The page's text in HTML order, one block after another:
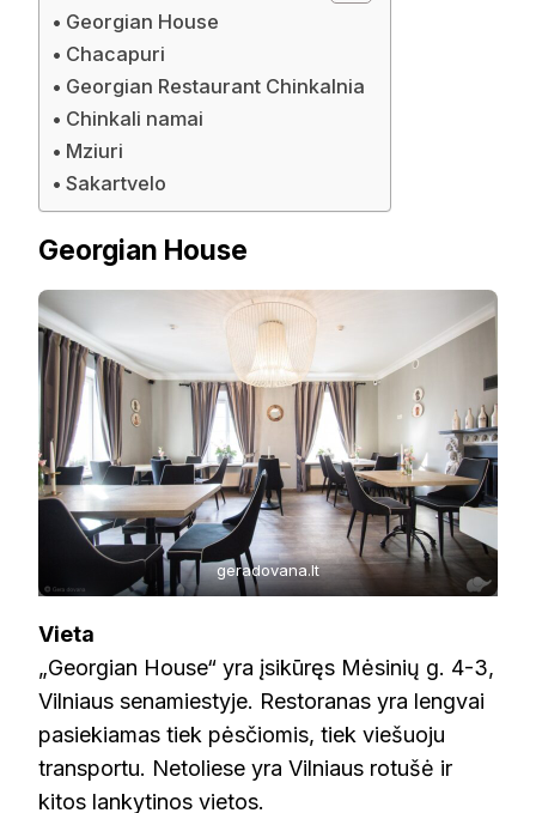
Georgian House
Chacapuri
Georgian Restaurant Chinkalnia
Chinkali namai
Mziuri
Sakartvelo
Georgian House
geradovana.lt
Vieta
„Georgian House“ yra įsikūręs Mėsinių g. 4-3,
Vilniaus senamiestyje. Restoranas yra lengvai
pasiekiamas tiek pėsčiomis, tiek viešuoju
transportu. Netoliese yra Vilniaus rotušė ir
kitos lankytinos vietos.